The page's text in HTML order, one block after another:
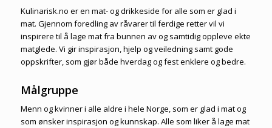
Kulinarisk.no er en mat- og drikkeside for alle som er glad i
mat. Gjennom foredling av råvarer til ferdige retter vil vi
inspirere til å lage mat fra bunnen av og samtidig oppleve ekte
matglede. Vi gir inspirasjon, hjelp og veiledning samt gode
oppskrifter, som gjør både hverdag og fest enklere og bedre.
Målgruppe
Menn og kvinner i alle aldre i hele Norge, som er glad i mat og
som ønsker inspirasjon og kunnskap. Alle som liker å lage mat